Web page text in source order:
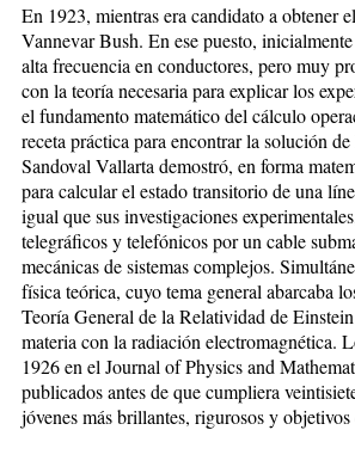
En 1923, mientras era candidato a obtener
Vannevar Bush. En ese puesto,
alta frecuencia en conductores, pero muy
con la teoría necesaria para explicar los
el fundamento matemático del cálculo
receta práctica para encontrar la solución
Sandoval Vallarta demostró, en forma
para calcular el estado transitorio de una
igual que sus investigaciones
telegráficos y telefónicos por un cable
mecánicas de sistemas complejos.
física teórica, cuyo tema general abarcaba
Teoría General de la Relatividad de
materia con la radiación electromagnética.
1926 en el Journal of Physics and
publicados antes de que cumpliera
jóvenes más brillantes, rigurosos y